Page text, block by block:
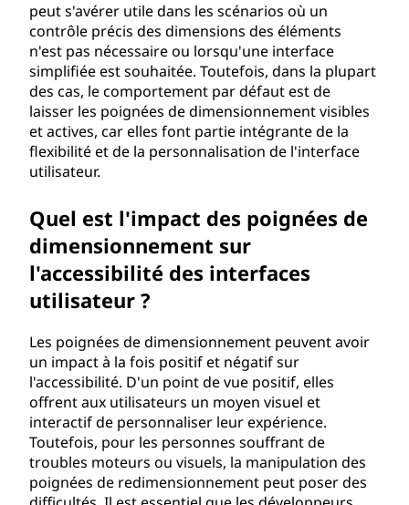
peut s'avérer utile dans les scénarios où un
contrôle précis des dimensions des éléments
n'est pas nécessaire ou lorsqu'une interface
simplifiée est souhaitée. Toutefois, dans la plupart
des cas, le comportement par défaut est de
laisser les poignées de dimensionnement visibles
et actives, car elles font partie intégrante de la
flexibilité et de la personnalisation de l'interface
utilisateur.
Quel est l'impact des poignées de
dimensionnement sur
l'accessibilité des interfaces
utilisateur ?
Les poignées de dimensionnement peuvent avoir
un impact à la fois positif et négatif sur
l'accessibilité. D'un point de vue positif, elles
offrent aux utilisateurs un moyen visuel et
interactif de personnaliser leur expérience.
Toutefois, pour les personnes souffrant de
troubles moteurs ou visuels, la manipulation des
poignées de redimensionnement peut poser des